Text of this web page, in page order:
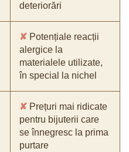
deteriorări
✘ Potențiale reacții
alergice la
materialele utilizate,
în special la nichel
✘ Prețuri mai ridicate
pentru bijuterii care
se înnegresc la prima
purtare